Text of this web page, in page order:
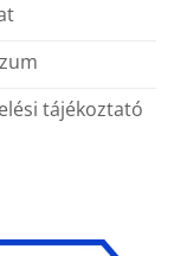
tájékoztató